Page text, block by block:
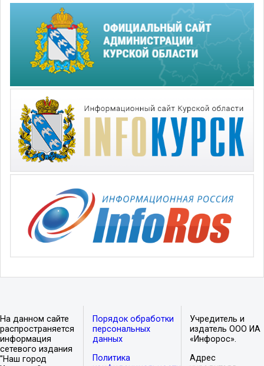
На данном сайте
распространяется
информация
сетевого издания
"Наш город
Порядок обработки
персональных
данных
Политика
Учредитель и
издатель ООО ИА
«Инфорос».
Адрес